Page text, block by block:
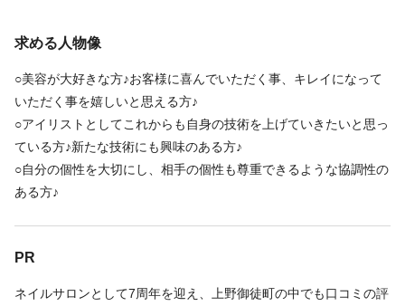
時給1,400円〜1,800円
前職の経験やできる事をを元に考慮し、相談していきます。 ご応
募後、面接の時にお気軽にお話下さい。 入店後も実力や要望に応
じて柔軟に変更していきます。
〇パート・アルバイト時給 1,226円からスタート（試用期間３ヶ
月内※応相談可）
続きを見る
店舗名・勤務地
求める人物像
○美容が大好きな方♪お客様に喜んでいただく事、キレイになって
いただく事を嬉しいと思える方♪
○アイリストとしてこれからも自身の技術を上げていきたいと思っ
ている方♪新たな技術にも興味のある方♪
○自分の個性を大切にし、相手の個性も尊重できるような協調性の
ある方♪
PR
ネイルサロンとして7周年を迎え、上野御徒町の中でも口コミの評